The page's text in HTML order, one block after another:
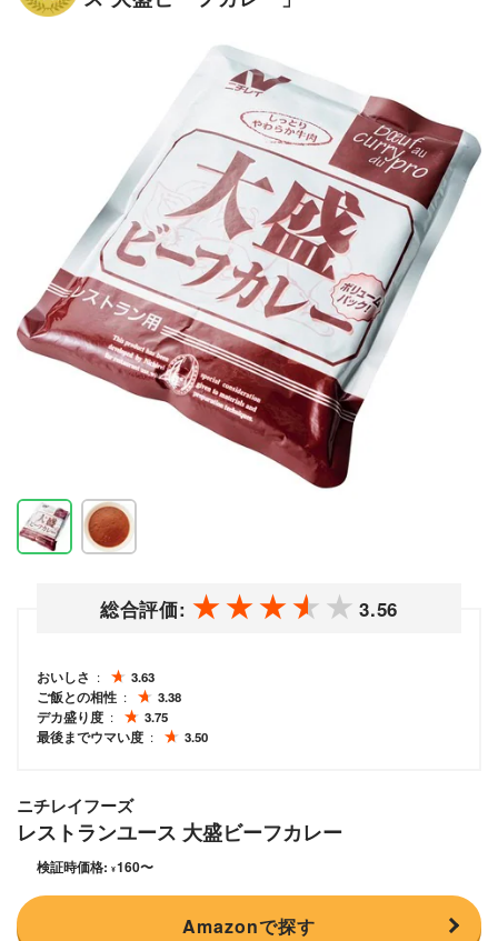
総合評価: 3.56
おいしさ
3.63
ご飯との相性
3.38
デカ盛り度
3.75
最後までウマい度
3.50
ニチレイフーズ
レストランユース 大盛ビーフカレー
検証時価格: ¥160〜
Amazonで探す